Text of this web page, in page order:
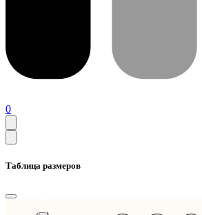
0
Таблица размеров